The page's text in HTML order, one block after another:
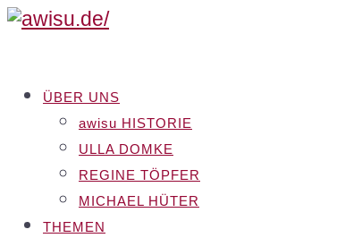
ÜBER UNS
awisu HISTORIE
ULLA DOMKE
REGINE TÖPFER
MICHAEL HÜTER
THEMEN